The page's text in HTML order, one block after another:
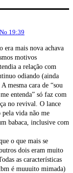
19:39
mais nova achava
motivos
a relação com
odiando (ainda
mesma cara de “sou
entenda” só faz com
no revival. O lance
pela vida não me
babaca, inclusive com
o que mais se
dois eram muito
as características
é muuuito mimada)